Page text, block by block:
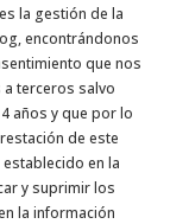
la gestión de la
encontrándonos
que nos
terceros salvo
años y que por lo
de este
en la
y suprimir los
la información